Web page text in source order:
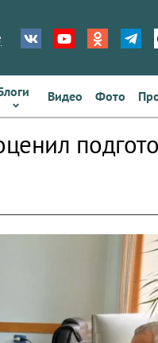
Видео Фото